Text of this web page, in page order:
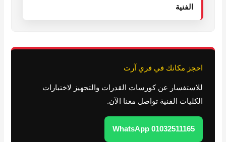
الفنية
احجز مكانك في فري آرت
للاستفسار عن كورسات القدرات والتجهيز لاختبارات
الكليات الفنية تواصل معنا الآن.
WhatsApp 01032511165